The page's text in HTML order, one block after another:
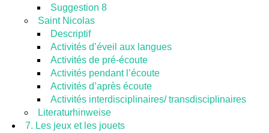
Suggestion 8
Saint Nicolas
Descriptif
Activités d’éveil aux langues
Activités de pré-écoute
Activités pendant l’écoute
Activités d’après écoute
Activités interdisciplinaires/ transdisciplinaires
Literaturhinweise
7. Les jeux et les jouets